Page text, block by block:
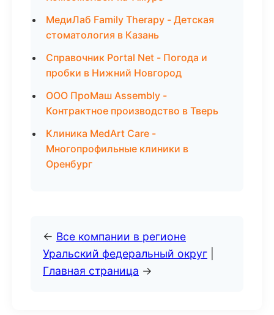
МедиЛаб Family Therapy - Детская
стоматология в Казань
Справочник Portal Net - Погода и
пробки в Нижний Новгород
ООО ПроМаш Assembly -
Контрактное производство в Тверь
Клиника MedArt Care -
Многопрофильные клиники в
Оренбург
← Все компании в регионе
Уральский федеральный округ
Главная страница →